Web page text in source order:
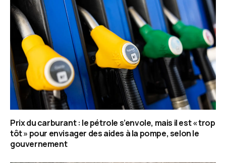
Prix du carburant : le pétrole s’envole, mais il est « trop
tôt » pour envisager des aides à la pompe, selon le
gouvernement